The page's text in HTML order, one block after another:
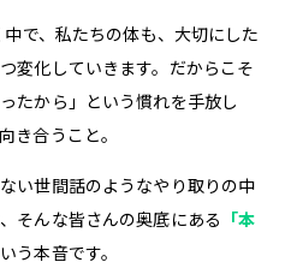
で、私たちの体も、大切にした
変化していきます。だからこそ
たから」という慣れを手放し
き合うこと。
い世間話のようなやり取りの中
そんな皆さんの奥底にある 「本
う本音です。